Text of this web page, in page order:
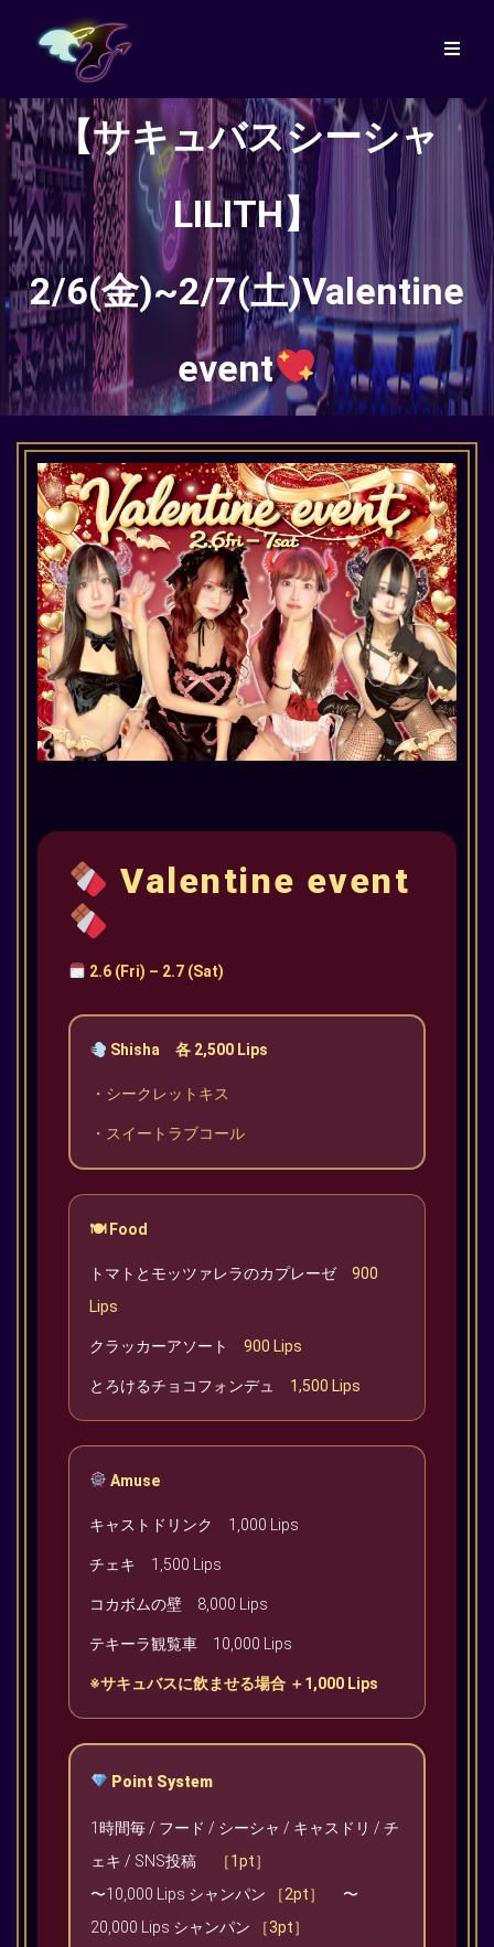
【サキュバスシーシャ
LILITH】
2/6(金)~2/7(土)Valentine
event
Valentine event
2.6 (Fri) – 2.7 (Sat)
Shisha 各 2,500 Lips
・シークレットキス
・スイートラブコール
🍽 Food
トマトとモッツァレラのカプレーゼ 900
Lips
クラッカーアソート 900 Lips
とろけるチョコフォンデュ 1,500 Lips
Amuse
キャストドリンク 1,000 Lips
チェキ 1,500 Lips
コカボムの壁 8,000 Lips
テキーラ観覧車 10,000 Lips
※サキュバスに飲ませる場合 ＋1,000 Lips
Point System
1時間毎 / フード / シーシャ / キャスドリ / チ
ェキ / SNS投稿
［1pt］
〜10,000 Lips シャンパン
［2pt］
〜
20,000 Lips シャンパン
［3pt］